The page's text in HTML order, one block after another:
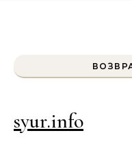
syur.info